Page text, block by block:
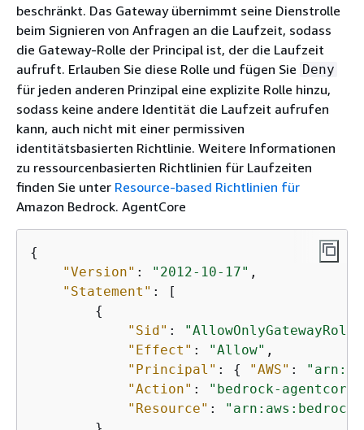
beschränkt. Das Gateway übernimmt seine Dienstrolle
beim Signieren von Anfragen an die Laufzeit, sodass
die Gateway-Rolle der Principal ist, der die Laufzeit
aufruft. Erlauben Sie diese Rolle und fügen Sie Deny
für jeden anderen Prinzipal eine explizite Rolle hinzu,
sodass keine andere Identität die Laufzeit aufrufen
kann, auch nicht mit einer permissiven
identitätsbasierten Richtlinie. Weitere Informationen
zu ressourcenbasierten Richtlinien für Laufzeiten
finden Sie unter Resource-based Richtlinien für
Amazon Bedrock. AgentCore
{
"Version" : "2012-10-17" ,
"Statement" : [
{
"Sid" : "AllowOnlyGatewayRole"
"Effect" : "Allow" ,
"Principal" : { "AWS" :
"Action" :
"bedrock-
"Resource" :
"arn:aws:bedrock-